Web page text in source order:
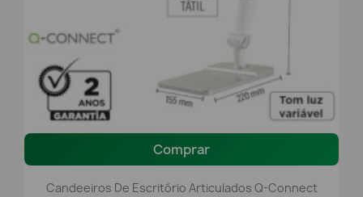
Comprar
Candeeiros De Escritório Articulados Q-Connect